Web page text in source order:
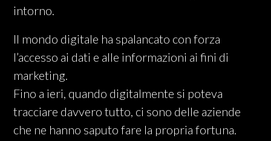
intorno.
Il mondo digitale ha spalancato con forza
l’accesso ai dati e alle informazioni ai fini di
marketing.
Fino a ieri, quando digitalmente si poteva
tracciare davvero tutto, ci sono delle aziende
che ne hanno saputo fare la propria fortuna.